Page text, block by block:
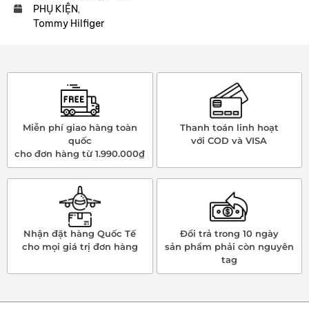
PHỤ KIỆN,
Tommy Hilfiger
Miễn phí giao hàng toàn
quốc
cho đơn hàng từ 1.990.000₫
Thanh toán linh hoạt
với COD và VISA
Nhận đặt hàng Quốc Tế
cho mọi giá trị đơn hàng
Đổi trả trong 10 ngày
sản phẩm phải còn nguyên
tag